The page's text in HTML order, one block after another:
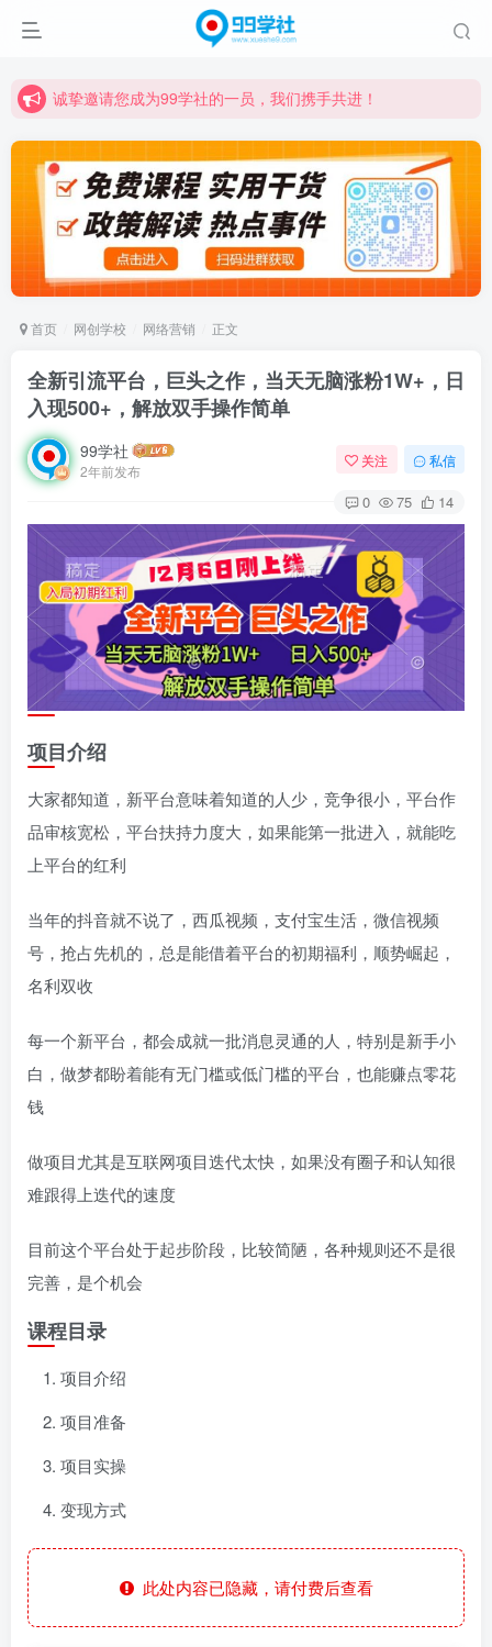
诚挚邀请您成为99学社的一员，我们携手共进！
诚挚邀请您成为99学社的一员，我们携手共进！
学习路上不孤独，99学社与你同行！分享全网优质VIP资源，炒股教程、创业教程、网络营销教程、自媒体短视频教程等，长期更新各大精品创业项目！
首页 网创学校 网络营销 正文
全新引流平台，巨头之作，当天无脑涨粉1W+，日
入现500+，解放双手操作简单
99学社
2年前发布
关注 私信
0 75 14
项目介绍
大家都知道，新平台意味着知道的人少，竞争很小，平台作
品审核宽松，平台扶持力度大，如果能第一批进入，就能吃
上平台的红利
当年的抖音就不说了，西瓜视频，支付宝生活，微信视频
号，抢占先机的，总是能借着平台的初期福利，顺势崛起，
名利双收
每一个新平台，都会成就一批消息灵通的人，特别是新手小
白，做梦都盼着能有无门槛或低门槛的平台，也能赚点零花
钱
做项目尤其是互联网项目迭代太快，如果没有圈子和认知很
难跟得上迭代的速度
目前这个平台处于起步阶段，比较简陋，各种规则还不是很
完善，是个机会
课程目录
项目介绍
项目准备
项目实操
变现方式
此处内容已隐藏，请付费后查看